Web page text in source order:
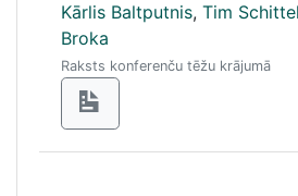
Kārlis Baltputnis, Tim
Broka
Raksts konferenču tēžu krājumā